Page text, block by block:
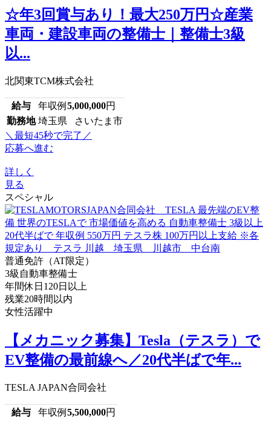
☆年3回賞与あり！最大250万円☆産業
車両・建設車両の整備士｜整備士3級
以...
北関東TCM株式会社
給与 年収例 5,000,000円
勤務地 埼玉県 さいたま市
＼最短45秒で完了／
応募へ進む
詳しく
見る
スペシャル
普通免許（AT限定）
3級自動車整備士
年間休日120日以上
残業20時間以内
女性活躍中
【メカニック募集】Tesla（テスラ）で
EV整備の最前線へ／20代半ばで年...
TESLA JAPAN合同会社
給与 年収例 5,500,000円